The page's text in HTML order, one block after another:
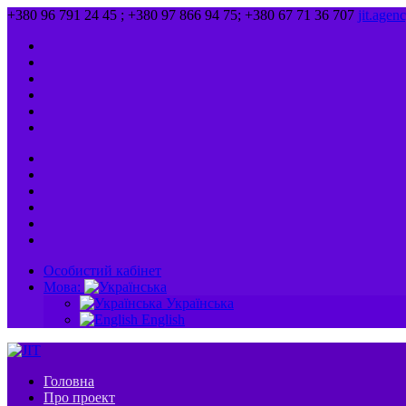
+380 96 791 24 45 ; +380 97 866 94 75; +380 67 71 36 707
Особистий кабінет
Мова:
Українська
English
Головна
Про проект